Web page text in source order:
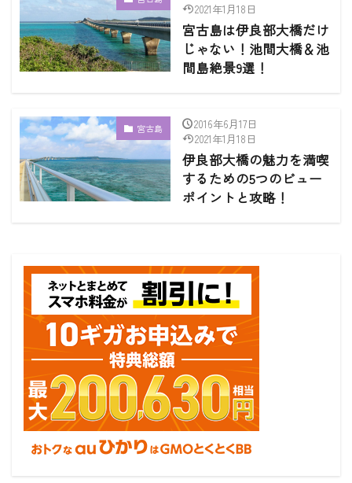
2021年1月18日
宮古島は伊良部大橋だけ
じゃない！池間大橋＆池
間島絶景9選！
宮古島
2016年6月17日
2021年1月18日
伊良部大橋の魅力を満喫
するための5つのビュー
ポイントと攻略！